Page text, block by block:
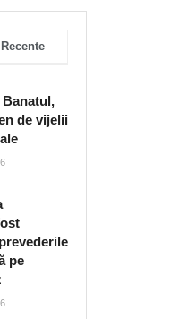
Recente
de vijelii
pe